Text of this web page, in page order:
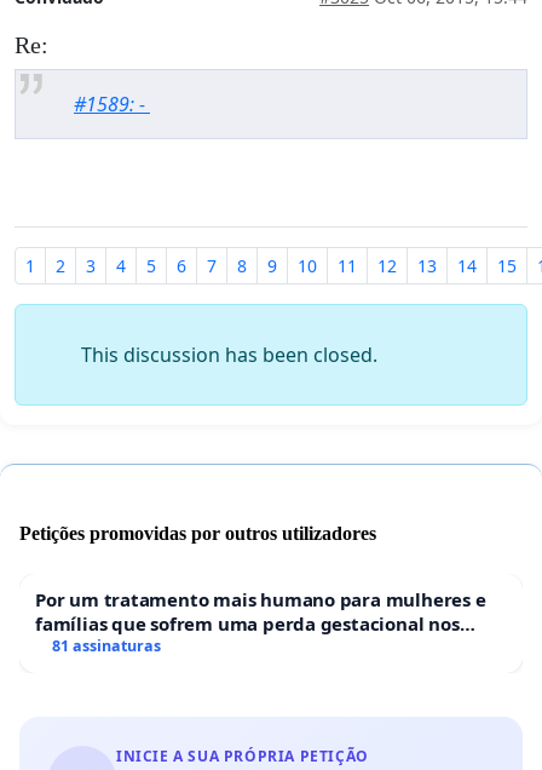
Re:
#1589: -
1 2 3 4 5 6 7 8 9 10 11 12 13 14 15
This discussion has been closed.
Petições promovidas por outros utilizadores
Por um tratamento mais humano para mulheres e
famílias que sofrem uma perda gestacional nos
hospitais portugueses
81 assinaturas
INICIE A SUA PRÓPRIA PETIÇÃO